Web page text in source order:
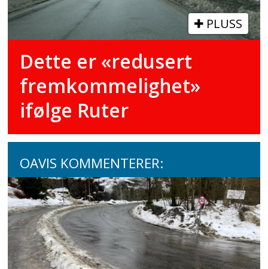
PLUSS
Dette er «redusert
fremkommelighet»
ifølge Ruter
OAVIS KOMMENTERER: